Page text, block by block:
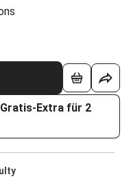
Extra für 2